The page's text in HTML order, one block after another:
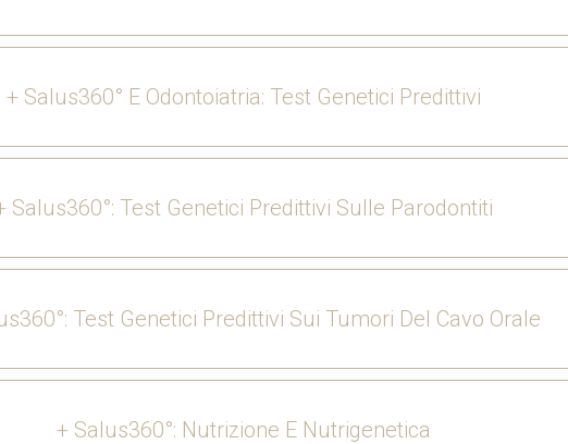
+ Salus360° E Odontoiatria: Test Genetici Predittivi
Salus360°: Test Genetici Predittivi Sulle Parodontiti
Test Genetici Predittivi Sui Tumori Del Cavo Orale
+ Salus360°: Nutrizione E Nutrigenetica